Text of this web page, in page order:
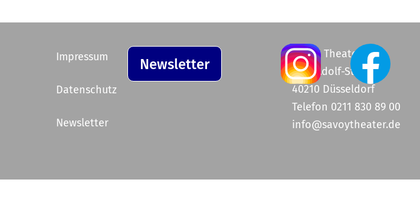
Newsletter
Impressum
Datenschutz
Newsletter
Savoy Theater
Graf-Adolf-Straße 47
40210 Düsseldorf
Telefon 0211 830 89 00
info@savoytheater.de